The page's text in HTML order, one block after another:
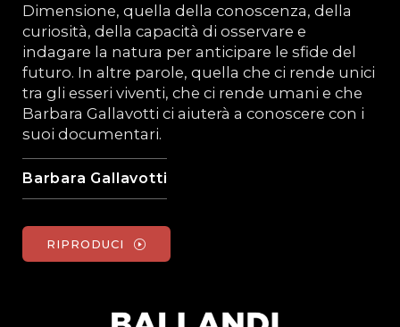
Dimensione, quella della conoscenza, della
curiosità, della capacità di osservare e
indagare la natura per anticipare le sfide del
futuro. In altre parole, quella che ci rende unici
tra gli esseri viventi, che ci rende umani e che
Barbara Gallavotti ci aiuterà a conoscere con i
suoi documentari.
Barbara Gallavotti
RIPRODUCI